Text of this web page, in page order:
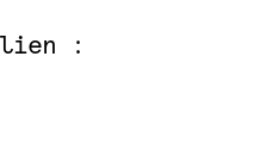
lien :